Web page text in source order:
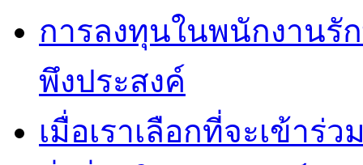
การลงทุนในพนักงานรั
พึงประสงค์
เมื่อเราเลือกที่จะเข้าร่